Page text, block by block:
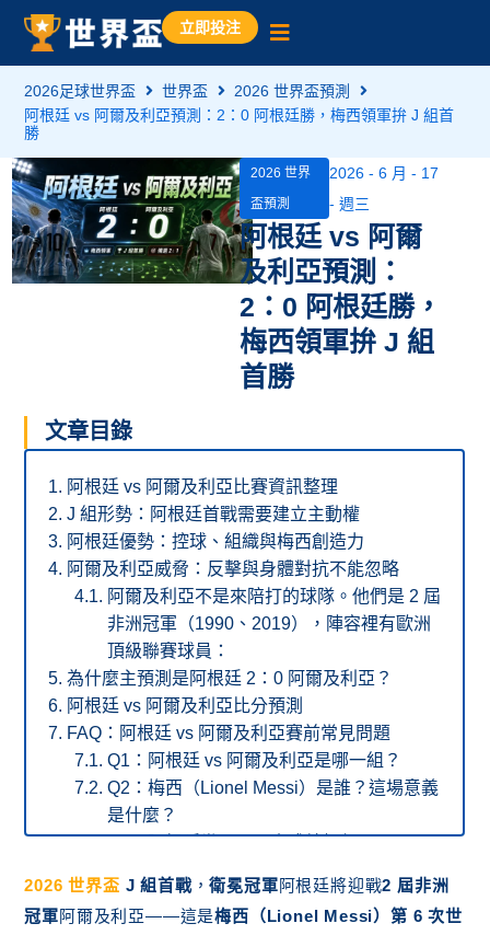
立即投注
2026足球世界盃 世界盃
2026 世界盃預測
阿根廷 vs 阿爾及利亞預測：2：0 阿根廷勝，梅西領軍拚 J 組首
勝
2026 世界
盃預測
2026 - 6 月 - 17
- 週三
阿根廷 vs 阿爾
及利亞預測：
2：0 阿根廷勝，
梅西領軍拚 J 組
首勝
文章目錄
阿根廷 vs 阿爾及利亞比賽資訊整理
J 組形勢：阿根廷首戰需要建立主動權
阿根廷優勢：控球、組織與梅西創造力
阿爾及利亞威脅：反擊與身體對抗不能忽略
阿爾及利亞不是來陪打的球隊。他們是 2 屆
非洲冠軍（1990、2019），陣容裡有歐洲
頂級聯賽球員：
為什麼主預測是阿根廷 2：0 阿爾及利亞？
阿根廷 vs 阿爾及利亞比分預測
FAQ：阿根廷 vs 阿爾及利亞賽前常見問題
Q1：阿根廷 vs 阿爾及利亞是哪一組？
Q2：梅西（Lionel Messi）是誰？這場意義
是什麼？
Q3：阿根廷世界盃歷史成績如何？
Q5：兩隊歷史上交手過嗎？
Q6：阿根廷主力前鋒有哪些？
2026 世界盃 J 組首戰，衛冕冠軍阿根廷將迎戰2 屆非洲
冠軍阿爾及利亞——這是梅西（Lionel Messi）第 6 次世